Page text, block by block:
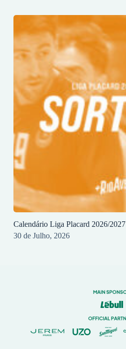
Calendário Liga Placard 2026/2027
30 de Julho, 2026